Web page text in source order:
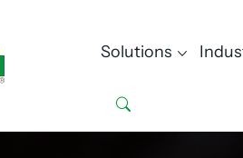
Solutions